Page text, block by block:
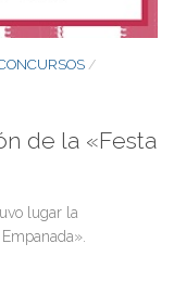
/
de la «Festa
lugar la